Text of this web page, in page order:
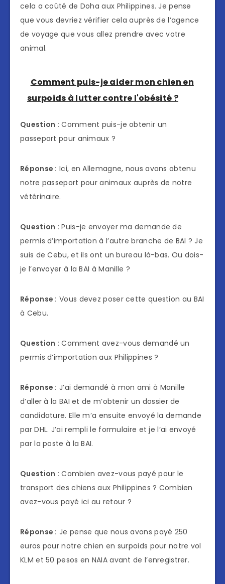
cela a coûté de Doha aux Philippines. Je pense
que vous devriez vérifier cela auprès de l’agence
de voyage que vous allez prendre avec votre
animal.
Comment puis-je aider mon chien en
surpoids à lutter contre l'obésité ?
Question : Comment puis-je obtenir un
passeport pour animaux ?
Réponse : Ici, en Allemagne, nous avons obtenu
notre passeport pour animaux auprès de notre
vétérinaire.
Question : Puis-je envoyer ma demande de
permis d’importation à l’autre branche de BAI ? Je
suis de Cebu, et ils ont un bureau là-bas. Ou dois-
je l’envoyer à la BAI à Manille ?
Réponse : Vous devez poser cette question au BAI
à Cebu.
Question : Comment avez-vous demandé un
permis d’importation aux Philippines ?
Réponse : J’ai demandé à mon ami à Manille
d’aller à la BAI et de m’obtenir un dossier de
candidature. Elle m’a ensuite envoyé la demande
par DHL. J’ai rempli le formulaire et je l’ai envoyé
par la poste à la BAI.
Question : Combien avez-vous payé pour le
transport des chiens aux Philippines ? Combien
avez-vous payé ici au retour ?
Réponse : Je pense que nous avons payé 250
euros pour notre chien en surpoids pour notre vol
KLM et 50 pesos en NAIA avant de l’enregistrer.